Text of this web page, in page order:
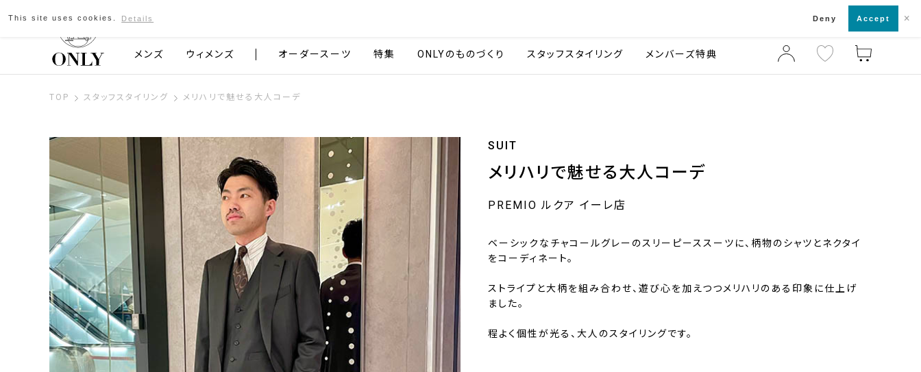
京都発のスーツブランド ONLY 店舗一覧・来店予約
メンズ ウィメンズ オーダースーツ 特集 ONLYのものづくり スタッフスタイリング メンバーズ特典
TOP スタッフスタイリング メリハリで魅せる大人コーデ
SUIT
メリハリで魅せる大人コーデ
PREMIO ルクア イーレ店
ベーシックなチャコールグレーのスリーピーススーツに、柄物のシャツとネクタイ
をコーディネート。
ストライプと大柄を組み合わせ、遊び心を加えつつメリハリのある印象に仕上げ
ました。
程よく個性が光る、大人のスタイリングです。
This site uses cookies. Details Deny Accept ×